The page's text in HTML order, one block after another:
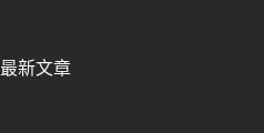
最新文章